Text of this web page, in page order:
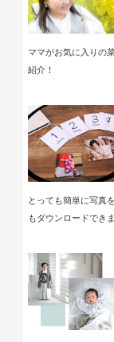
ママがお気に入りの
紹介！
とっても簡単に写真
もダウンロードでき